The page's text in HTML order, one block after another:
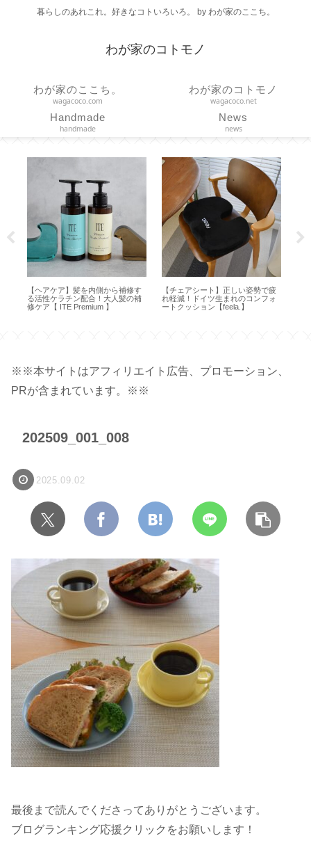
暮らしのあれこれ。好きなコトいろいろ。 by わが家のここち。
わが家のコトモノ
わが家のここち。
wagacoco.com
わが家のコトモノ
wagacoco.net
Handmade
handmade
News
news
【ヘアケア】髪を内側から補修す
る活性ケラチン配合！大人髪の補
修ケア【 ITE Premium 】
【チェアシート】正しい姿勢で疲
れ軽減！ドイツ生まれのコンフォ
ートクッション【feela.】
※※本サイトはアフィリエイト広告、プロモーション、
PRが含まれています。※※
202509_001_008
2025.09.02
最後まで読んでくださってありがとうございます。
ブログランキング応援クリックをお願いします！